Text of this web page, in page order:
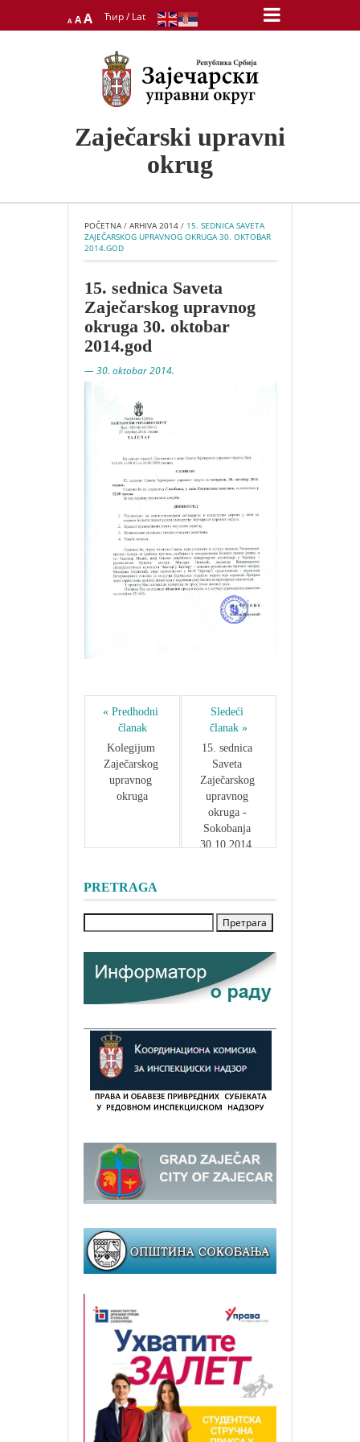
A
Decrease
font
size.
A Reset
font
AIncrease
font
size.
Ћир/Lat
Zaječarski upravni
okrug
POČETNA / ARHIVA 2014 / 15. SEDNICA SAVETA
ZAJEČARSKOG UPRAVNOG OKRUGA 30. OKTOBAR
2014.GOD
15. sednica Saveta
Zaječarskog upravnog
okruga 30. oktobar
2014.god
— 30. oktobar 2014.
« Predhodni
članak
Kolegijum
Zaječarskog
upravnog
okruga
Sledeći
članak »
15. sednica
Saveta
Zaječarskog
upravnog
okruga -
Sokobanja
30.10.2014.
PRETRAGA